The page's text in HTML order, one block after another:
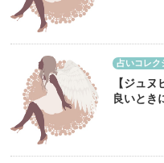
占いコレク
【ジュ
良いとき